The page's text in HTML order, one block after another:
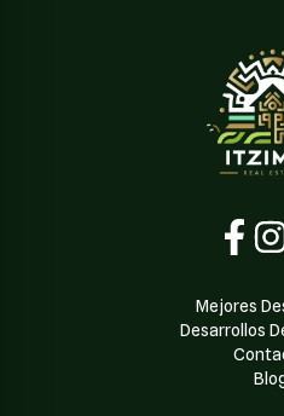
Mejores
Desarrollos